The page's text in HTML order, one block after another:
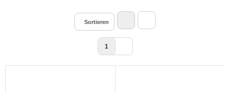
Sortieren
1